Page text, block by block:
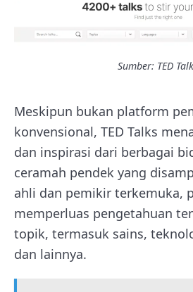
Sumber: TED
Meskipun bukan platform
konvensional, TED Talks
dan inspirasi dari berbagai
ceramah pendek yang
ahli dan pemikir terkemuka,
memperluas pengetahuan
topik, termasuk sains,
dan lainnya.